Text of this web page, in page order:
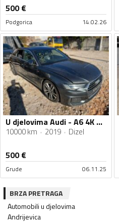
500€
Podgorica 14.02.26
U djelovima Audi - A6 4K C8 2019 S-LINE 2.0TDI 4.0TDI
10000 km 2019 Dizel
500€
Grude 06.11.25
BRZA PRETRAGA
Automobili u djelovima
Andrijevica